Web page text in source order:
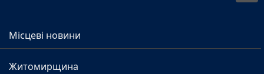
Місцеві новини
Житомирщина